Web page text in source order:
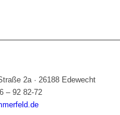
2a · 26188 Edewecht
– 92 82-72